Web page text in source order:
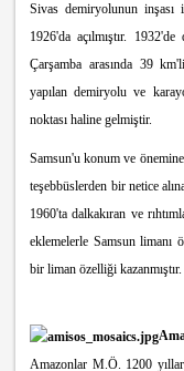
Sivas demiryolunun
1926'da açılmıştır.
Çarşamba arasında 39
yapılan demiryolu ve
noktası haline gelmiştir.
Samsun'u konum ve
teşebbüslerden bir netice
1960'ta dalkakıran ve
eklemelerle Samsun limanı
bir liman özelliği kazanmıştır.
Amazonlar M.Ö. 1200